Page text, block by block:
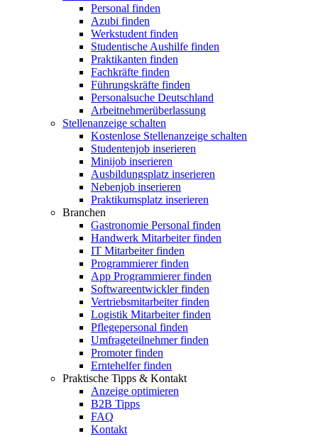
Personal finden
Azubi finden
Werkstudent finden
Studentische Aushilfe finden
Praktikanten finden
Fachkräfte finden
Führungskräfte finden
Personalsuche Deutschland
Arbeitnehmerüberlassung
Stellenanzeige schalten
Kostenlose Stellenanzeige schalten
Studentenjob inserieren
Minijob inserieren
Ausbildungsplatz inserieren
Nebenjob inserieren
Praktikumsplatz inserieren
Branchen
Gastronomie Personal finden
Handwerk Mitarbeiter finden
IT Mitarbeiter finden
Programmierer finden
App Programmierer finden
Softwareentwickler finden
Vertriebsmitarbeiter finden
Logistik Mitarbeiter finden
Pflegepersonal finden
Umfrageteilnehmer finden
Promoter finden
Erntehelfer finden
Praktische Tipps & Kontakt
Anzeige optimieren
B2B Tipps
FAQ
Kontakt